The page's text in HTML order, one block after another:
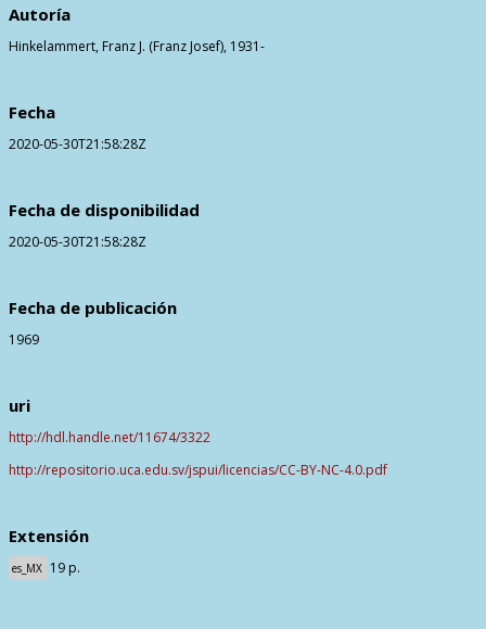
Autoría
Hinkelammert, Franz J. (Franz Josef), 1931-
Fecha
2020-05-30T21:58:28Z
Fecha de disponibilidad
2020-05-30T21:58:28Z
Fecha de publicación
1969
uri
http://hdl.handle.net/11674/3322
http://repositorio.uca.edu.sv/jspui/licencias/CC-BY-NC-4.0.pdf
Extensión
es_MX 19 p.